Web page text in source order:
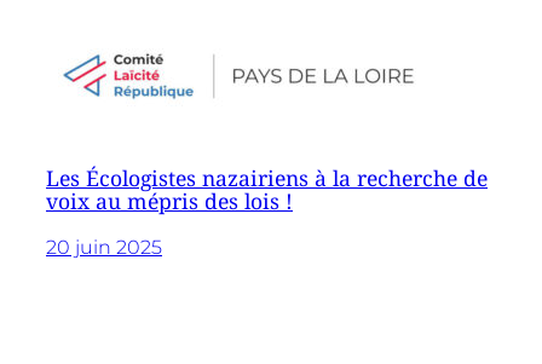
Les Écologistes nazairiens à la recherche de
voix au mépris des lois !
20 juin 2025